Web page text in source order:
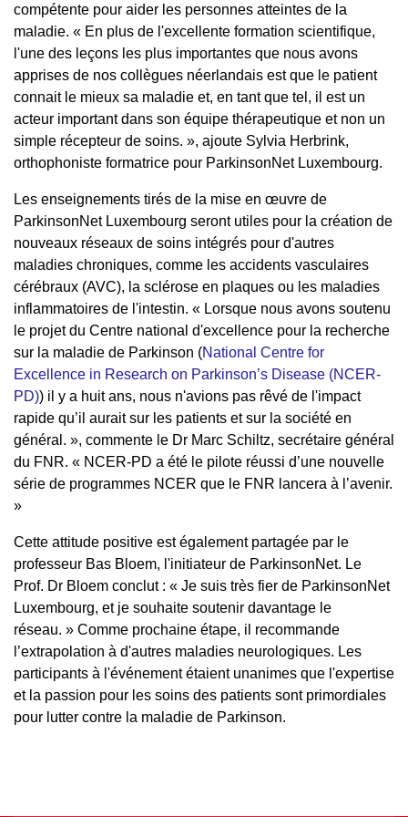
compétente pour aider les personnes atteintes de la
maladie. « En plus de l'excellente formation scientifique,
l'une des leçons les plus importantes que nous avons
apprises de nos collègues néerlandais est que le patient
connait le mieux sa maladie et, en tant que tel, il est un
acteur important dans son équipe thérapeutique et non un
simple récepteur de soins. », ajoute Sylvia Herbrink,
orthophoniste formatrice pour ParkinsonNet Luxembourg.
Les enseignements tirés de la mise en œuvre de
ParkinsonNet Luxembourg seront utiles pour la création de
nouveaux réseaux de soins intégrés pour d'autres
maladies chroniques, comme les accidents vasculaires
cérébraux (AVC), la sclérose en plaques ou les maladies
inflammatoires de l'intestin. « Lorsque nous avons soutenu
le projet du Centre national d'excellence pour la recherche
sur la maladie de Parkinson (National Centre for
Excellence in Research on Parkinson’s Disease (NCER-
PD)) il y a huit ans, nous n'avions pas rêvé de l'impact
rapide qu’il aurait sur les patients et sur la société en
général. », commente le Dr Marc Schiltz, secrétaire général
du FNR. « NCER-PD a été le pilote réussi d’une nouvelle
série de programmes NCER que le FNR lancera à l’avenir.
»
Cette attitude positive est également partagée par le
professeur Bas Bloem, l'initiateur de ParkinsonNet. Le
Prof. Dr Bloem conclut : « Je suis très fier de ParkinsonNet
Luxembourg, et je souhaite soutenir davantage le
réseau. » Comme prochaine étape, il recommande
l’extrapolation à d'autres maladies neurologiques. Les
participants à l'événement étaient unanimes que l'expertise
et la passion pour les soins des patients sont primordiales
pour lutter contre la maladie de Parkinson.